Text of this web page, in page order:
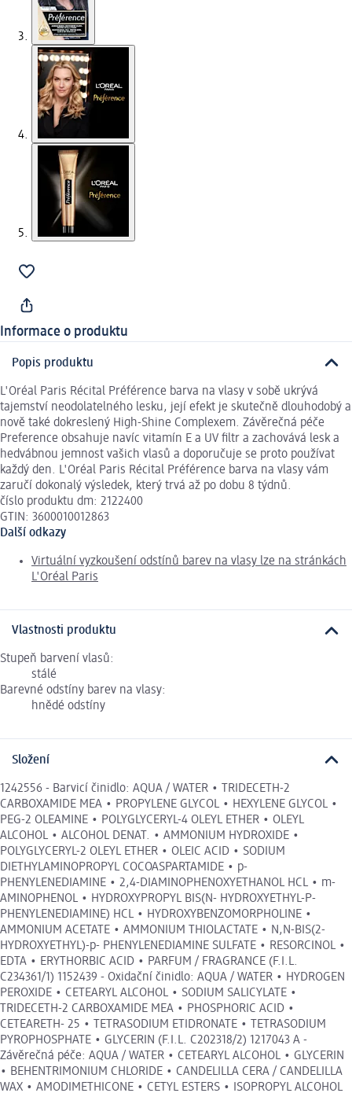
Informace o produktu
Popis produktu
L'Oréal Paris Récital Préférence barva na vlasy v sobě ukrývá
tajemství neodolatelného lesku, její efekt je skutečně dlouhodobý a
nově také dokreslený High-Shine Complexem. Závěrečná péče
Preference obsahuje navíc vitamín E a UV filtr a zachovává lesk a
hedvábnou jemnost vašich vlasů a doporučuje se proto používat
každý den. L'Oréal Paris Récital Préférence barva na vlasy vám
zaručí dokonalý výsledek, který trvá až po dobu 8 týdnů.
číslo produktu dm: 2122400
GTIN: 3600010012863
Další odkazy
Virtuální vyzkoušení odstínů barev na vlasy lze na stránkách
L'Oréal Paris
Vlastnosti produktu
Stupeň barvení vlasů:
stálé
Barevné odstíny barev na vlasy:
hnědé odstíny
Složení
1242556 - Barvicí činidlo: AQUA / WATER • TRIDECETH-2
CARBOXAMIDE MEA • PROPYLENE GLYCOL • HEXYLENE GLYCOL •
PEG-2 OLEAMINE • POLYGLYCERYL-4 OLEYL ETHER • OLEYL
ALCOHOL • ALCOHOL DENAT. • AMMONIUM HYDROXIDE •
POLYGLYCERYL-2 OLEYL ETHER • OLEIC ACID • SODIUM
DIETHYLAMINOPROPYL COCOASPARTAMIDE • p-
PHENYLENEDIAMINE • 2,4-DIAMINOPHENOXYETHANOL HCL • m-
AMINOPHENOL • HYDROXYPROPYL BIS(N- HYDROXYETHYL-P-
PHENYLENEDIAMINE) HCL • HYDROXYBENZOMORPHOLINE •
AMMONIUM ACETATE • AMMONIUM THIOLACTATE • N,N-BIS(2-
HYDROXYETHYL)-p- PHENYLENEDIAMINE SULFATE • RESORCINOL •
EDTA • ERYTHORBIC ACID • PARFUM / FRAGRANCE (F.I.L.
C234361/1) 1152439 - Oxidační činidlo: AQUA / WATER • HYDROGEN
PEROXIDE • CETEARYL ALCOHOL • SODIUM SALICYLATE •
TRIDECETH-2 CARBOXAMIDE MEA • PHOSPHORIC ACID •
CETEARETH- 25 • TETRASODIUM ETIDRONATE • TETRASODIUM
PYROPHOSPHATE • GLYCERIN (F.I.L. C202318/2) 1217043 A -
Závěrečná péče: AQUA / WATER • CETEARYL ALCOHOL • GLYCERIN
• BEHENTRIMONIUM CHLORIDE • CANDELILLA CERA / CANDELILLA
WAX • AMODIMETHICONE • CETYL ESTERS • ISOPROPYL ALCOHOL